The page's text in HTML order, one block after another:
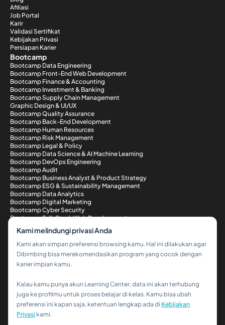
Hi!👋
Kalau kamu butuh bantuan,
Afiliasi
Job Portal
Karir
Validasi Sertifikat
Kebijakan Privasi
Persiapan Karier
Bootcamp
Bootcamp Data Engineering
Bootcamp Front-End Web Development
Bootcamp Finance & Accounting
Bootcamp Investment & Banking
Bootcamp Supply Chain Management
Graphic Design & UI/UX
Bootcamp Quality Assurance
Bootcamp Back-End Development
Bootcamp Human Resources
Bootcamp Risk Management
Bootcamp Legal & Policy
Bootcamp Data Science & AI Machine Learning
Bootcamp DevOps Engineering
Bootcamp Audit
Bootcamp Business Analyst & Product Strategy
Bootcamp ESG & Sustainability Management
Bootcamp Data Analytics
Bootcamp Digital Marketing
Bootcamp Cyber Security
Bootcamp Full-Stack Web Development
Metode Pembayaran
Kami melindungi privasi Anda
Kami akan simpan preferensi browsing kamu. Hal ini dilakukan agar
Dibimbing bisa merekomendasikan program yang cocok dengan
karier impian kamu.
Kalau kamu punya akun Learning Center, data ini akan terhubung
juga ke profilmu untuk proses belajar di kelas. Kamu bisa ubah
preferensi ini kapan saja, ketentuan lengkap ada di Kebijakan
Privasi kami.